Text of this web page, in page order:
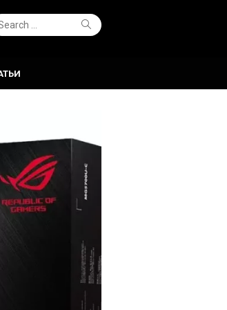
Search